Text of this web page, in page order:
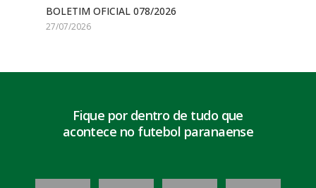
BOLETIM OFICIAL 078/2026
27/07/2026
Fique por dentro de tudo que
acontece no futebol paranaense